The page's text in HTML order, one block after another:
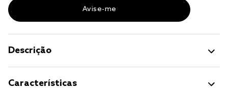
Descrição
Características